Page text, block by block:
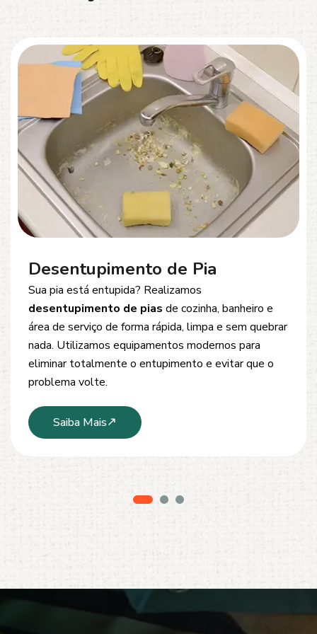
Desentupimento de Esgoto
Problemas comentupimento de esgoto
Oferecemos soluções rápidas e eficientes para
desobstrução de redes de esgoto, caixas de
inspeção e tubulações. Utilizamos equipamentos
modernos e técnicas seguras que garantem um
serviço limpo, ágil e sem danos à estrutura.
Saiba Mais